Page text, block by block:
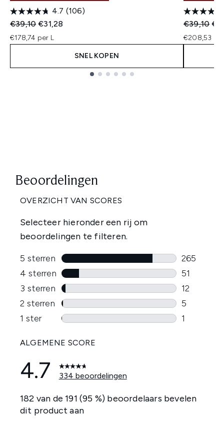
4.7 (106)
Recommended Retail Price:
€39,10Huidige prijs:
€31,28
€178,74 per L
SNEL KOPEN
€39,10
€208,53